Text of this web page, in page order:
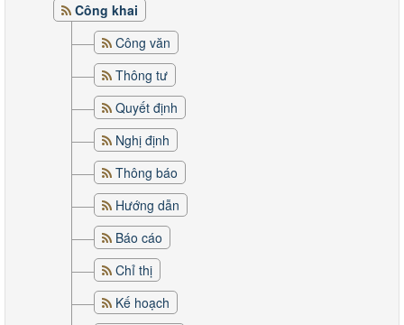
Công khai
Công văn
Thông tư
Quyết định
Nghị định
Thông báo
Hướng dẫn
Báo cáo
Chỉ thị
Kế hoạch